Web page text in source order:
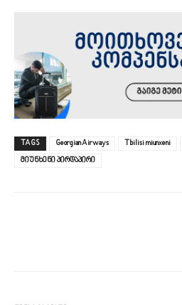
TAGS Georgian Airways Tbilisi miunxeni
მიუნხენი პირდაპირი